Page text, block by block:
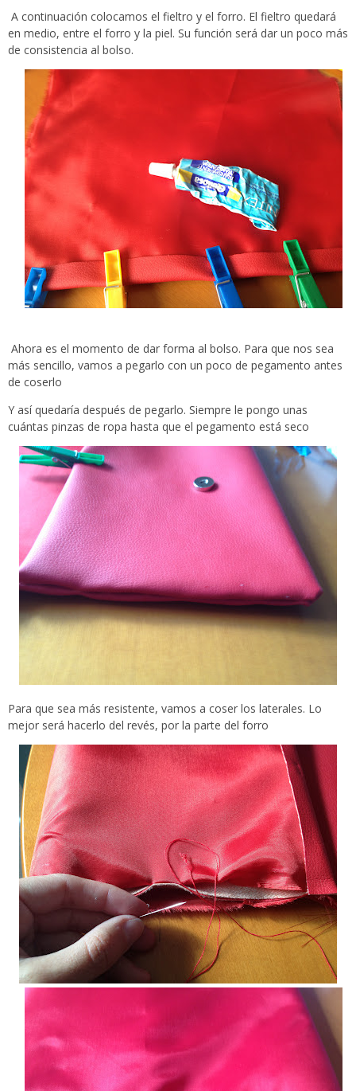
A continuación colocamos el fieltro y el forro. El fieltro quedará
en medio, entre el forro y la piel. Su función será dar un poco más
de consistencia al bolso.
Ahora es el momento de dar forma al bolso. Para que nos sea
más sencillo, vamos a pegarlo con un poco de pegamento antes
de coserlo
Y así quedaría después de pegarlo. Siempre le pongo unas
cuántas pinzas de ropa hasta que el pegamento está seco
Para que sea más resistente, vamos a coser los laterales. Lo
mejor será hacerlo del revés, por la parte del forro